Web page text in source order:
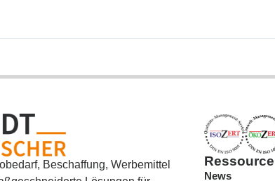
Beschaffung, Werbemittel
News